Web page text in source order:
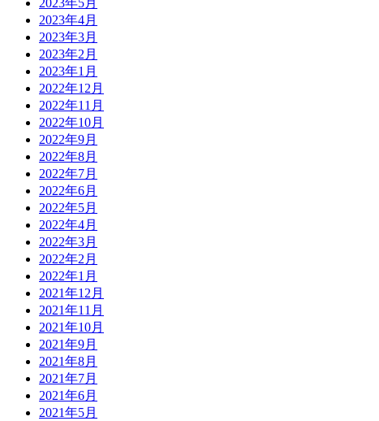
2023年5月
2023年4月
2023年3月
2023年2月
2023年1月
2022年12月
2022年11月
2022年10月
2022年9月
2022年8月
2022年7月
2022年6月
2022年5月
2022年4月
2022年3月
2022年2月
2022年1月
2021年12月
2021年11月
2021年10月
2021年9月
2021年8月
2021年7月
2021年6月
2021年5月